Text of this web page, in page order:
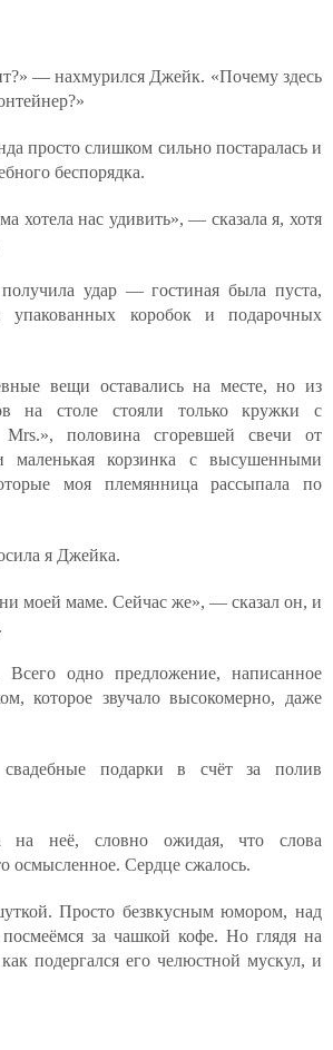
— нахмурился Джейк. «Почему здесь
просто слишком сильно постаралась и
беспорядка.
хотела нас удивить», — сказала я, хотя
удар — гостиная была пуста,
упакованных коробок и подарочных
вещи оставались на месте, но из
на столе стояли только кружки с
половина сгоревшей свечи от
маленькая корзинка с высушенными
моя племянница рассыпала по
я Джейка.
моей маме. Сейчас же», — сказал он, и
одно предложение, написанное
которое звучало высокомерно, даже
подарки в счёт за полив
на неё, словно ожидая, что слова
осмысленное. Сердце сжалось.
Просто безвкусным юмором, над
за чашкой кофе. Но глядя на
подергался его челюстной мускул, и